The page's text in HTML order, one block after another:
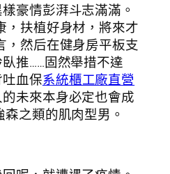
情彭湃斗志滿滿。
，扶植好身材，將來才
，然后在健身房平板支
推……固然舉措不達
血保系統櫃工廠直營
未來本身必定也會成
之類的肌肉型男。